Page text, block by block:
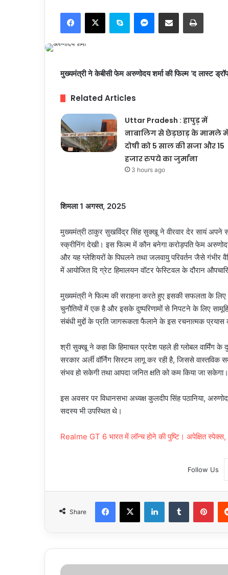
Facebook
X Skype Messenger
Share via Email Print
मुख्यमंत्री ने केबीसी फेम अरुणोदय शर्मा की फिल्म ‘द लास्ट
Related Articles
Uttar Pradesh : हापुड़ में
नाबालिग से छेड़छाड़ के मामले
दोषी को 5 साल की सजा और 15
हजार रुपये का जुर्माना
3 hours ago
शिमला 1 अगस्त, 2025
मुख्यमंत्री ठाकुर सुखविंद्र सिंह सुक्खू ने वीरवार देर सायं अपने
स्क्रीनिंग देखी। इस फिल्म में कौन बनेगा करोड़पति फेम
और यह ग्लेशियरों के पिघलने तथा जलवायु परिवर्तन जैसे गंभीर
में आयोजित दि ग्रेट हिमालयन वॉटर फेस्टिवल के दौरान
मुख्यमंत्री ने फिल्म की सराहना करते हुए इसकी सफलता के लिए
चुनौतियों में एक है और इसके दुष्परिणामों से निपटने के लिए
संबंधी मुद्दों के प्रति जागरूकता फैलाने के इस रचनात्मक प्रयास
श्री सुक्खू ने कहा कि हिमाचल प्रदेश पहले ही ग्लोबल वार्मिंग
सरकार अर्ली वॉर्निंग सिस्टम लागू कर रही है, जिससे वास्तविक
संभव हो सकेगी तथा आपदा जनित क्षति को कम किया जा सकेगा।
इस अवसर पर विधानसभा अध्यक्ष कुलदीप सिंह पठानिया,
सदस्य भी उपस्थित थे।
Realme GT 6 भारत में लॉन्च होने की पुष्टि। अपेक्षित
Follow Us
Share
Facebook
X LinkedInTumblr
Prajwal